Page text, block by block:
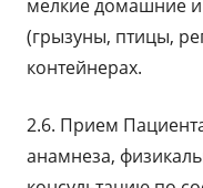
мелкие домашние
(грызуны, птицы,
контейнерах.
2.6. Прием
анамнеза,